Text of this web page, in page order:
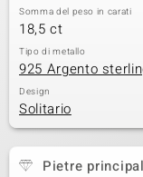
Classics
Somma del peso in carati
18,5 ct
Tipo di metallo
925 Argento
Design
Solitario
Pietre